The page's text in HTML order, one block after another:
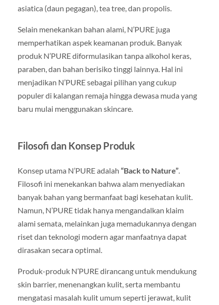
asiatica (daun pegagan), tea tree, dan propolis.
Selain menekankan bahan alami, N’PURE juga
memperhatikan aspek keamanan produk. Banyak
produk N’PURE diformulasikan tanpa alkohol keras,
paraben, dan bahan berisiko tinggi lainnya. Hal ini
menjadikan N’PURE sebagai pilihan yang cukup
populer di kalangan remaja hingga dewasa muda yang
baru mulai menggunakan skincare.
Filosofi dan Konsep Produk
Konsep utama N’PURE adalah “Back to Nature”.
Filosofi ini menekankan bahwa alam menyediakan
banyak bahan yang bermanfaat bagi kesehatan kulit.
Namun, N’PURE tidak hanya mengandalkan klaim
alami semata, melainkan juga memadukannya dengan
riset dan teknologi modern agar manfaatnya dapat
dirasakan secara optimal.
Produk-produk N’PURE dirancang untuk mendukung
skin barrier, menenangkan kulit, serta membantu
mengatasi masalah kulit umum seperti jerawat, kulit